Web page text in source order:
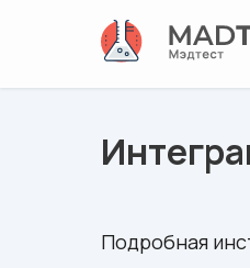
Подробная